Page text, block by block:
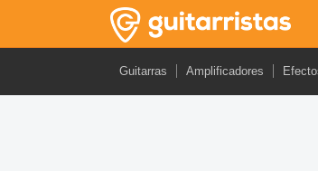
Guitarras Amplificadores